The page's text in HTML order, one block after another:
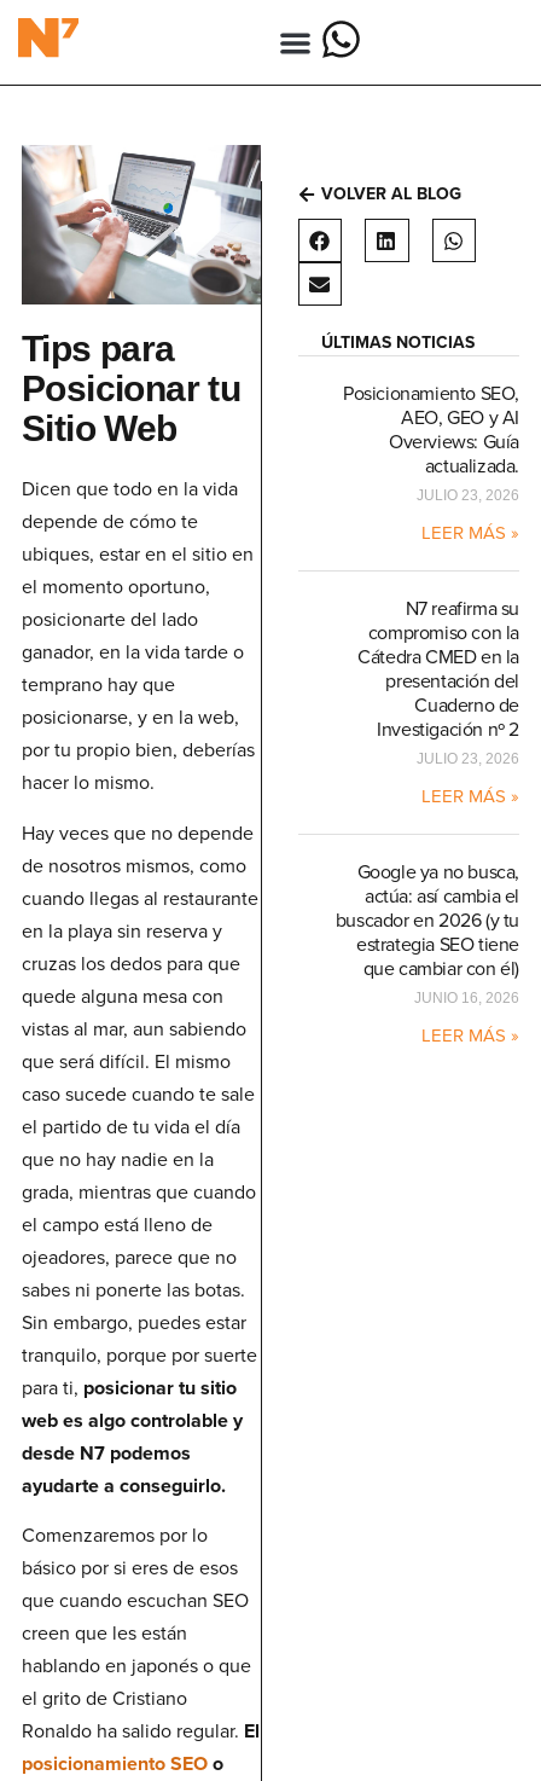
Tips para
Posicionar tu
Sitio Web
Dicen que todo en la vida
depende de cómo te
ubiques, estar en el sitio en
el momento oportuno,
posicionarte del lado
ganador, en la vida tarde o
temprano hay que
posicionarse, y en la web,
por tu propio bien, deberías
hacer lo mismo.
Hay veces que no depende
de nosotros mismos, como
cuando llegas al restaurante
en la playa sin reserva y
cruzas los dedos para que
quede alguna mesa con
vistas al mar, aun sabiendo
que será difícil. El mismo
caso sucede cuando te sale
el partido de tu vida el día
que no hay nadie en la
grada, mientras que cuando
el campo está lleno de
ojeadores, parece que no
sabes ni ponerte las botas.
Sin embargo, puedes estar
tranquilo, porque por suerte
para ti, posicionar tu sitio
web es algo controlable y
desde N7 podemos
ayudarte a conseguirlo.
Comenzaremos por lo
básico por si eres de esos
que cuando escuchan SEO
creen que les están
hablando en japonés o que
el grito de Cristiano
Ronaldo ha salido regular. El
posicionamiento SEOo
VOLVER AL BLOG
ÚLTIMAS NOTICIAS
Posicionamiento SEO,
AEO, GEO y AI
Overviews: Guía
actualizada.
JULIO 23, 2026
LEER MÁS »
N7 reafirma su
compromiso con la
Cátedra CMED en la
presentación del
Cuaderno de
Investigación nº 2
JULIO 23, 2026
LEER MÁS »
Google ya no busca,
actúa: así cambia el
buscador en 2026 (y tu
estrategia SEO tiene
que cambiar con él)
JUNIO 16, 2026
LEER MÁS »